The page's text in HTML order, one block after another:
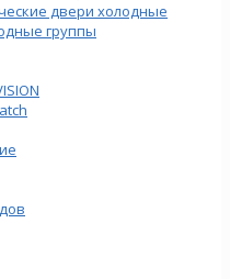
двери холодные
группы